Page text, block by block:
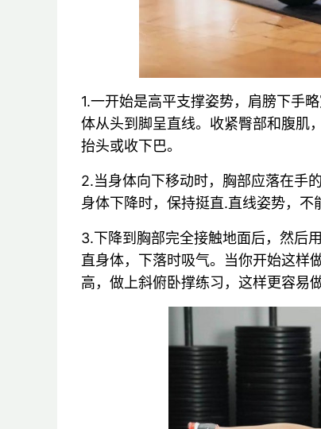
1.一开始是高平支撑姿势，肩膀下手
体从头到脚呈直线。收紧臀部和腹肌
抬头或收下巴。
2.当身体向下移动时，胸部应落在手
身体下降时，保持挺直.直线姿势，不
3.下降到胸部完全接触地面后，然后
直身体，下落时吸气。当你开始这样
高，做上斜俯卧撑练习，这样更容易做